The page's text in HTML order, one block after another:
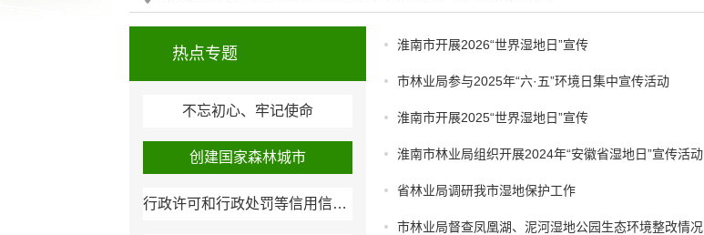
热点专题
不忘初心、牢记使命
创建国家森林城市
行政许可和行政处罚等信用信息公开
淮南市开展2026“世界湿地日”宣传
市林业局参与2025年“六·五”环境日集中宣传活动
淮南市开展2025“世界湿地日”宣传
淮南市林业局组织开展2024年“安徽省湿地日”宣传活动
省林业局调研我市湿地保护工作
市林业局督查凤凰湖、泥河湿地公园生态环境整改情况